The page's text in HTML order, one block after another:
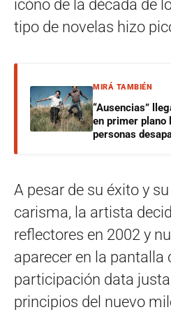
icóno de la década de
tipo de novelas hizo
MIRÁ TAMBIÉN
“Ausencias”
en primer plano
personas
A pesar de su éxito y
carisma, la artista
reflectores en 2002 y
aparecer en la pantalla
participación data
principios del nuevo